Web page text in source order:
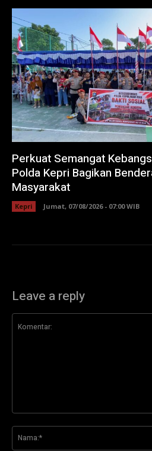
Perkuat Semangat
Polda Kepri Bagikan
Masyarakat
Kepri Jumat, 07/08/2026 - 07:00 WIB
Leave a reply